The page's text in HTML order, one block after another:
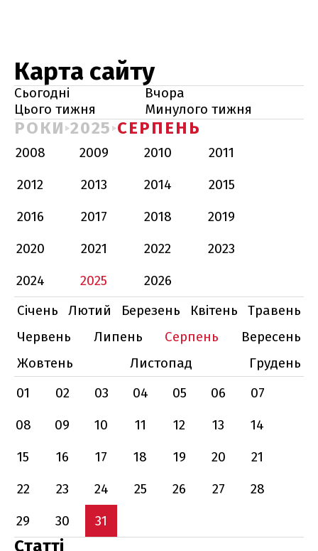
Карта сайту
Сьогодні
Вчора
Цього тижня
Минулого тижня
РОКИ 2025 СЕРПЕНЬ
2008 2009 2010
2011
2012
2013 2014
2015
2016
2017 2018
2019
2020
2021 2022
2023
2024
2025
2026
Січень
Лютий Березень Квітень
Травень
Червень
Липень Серпень
Вересень
Жовтень
Листопад
Грудень
01
02 03 04 05 06
07
08
09 10 11 12 13
14
15
16 17 18 19 20
21
22
23 24 25 26 27
28
29
30 31
Статті